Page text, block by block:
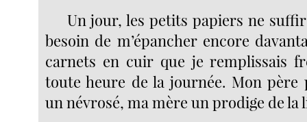
Un jour, les petits papiers ne
besoin de m’épancher encore
carnets en cuir que je remplissais
toute heure de la journée. Mon père
un névrosé, ma mère un prodige de